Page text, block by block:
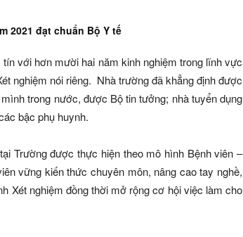
2021 đạt chuẩn Bộ Y tế
với hơn mười hai năm kinh nghiệm trong lĩnh vực
nghiệm nói riêng. Nhà trường đã khẳng định được
trong nước, được Bộ tin tưởng; nhà tuyển dụng
bậc phụ huynh.
Trường được thực hiện theo mô hình Bệnh viên –
vững kiến thức chuyên môn, nâng cao tay nghề,
Xét nghiệm đồng thời mở rộng cơ hội việc làm cho